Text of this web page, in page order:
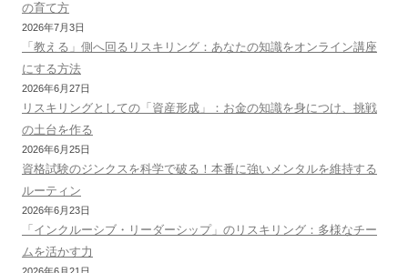
の育て方
2026年7月3日
「教える」側へ回るリスキリング：あなたの知識をオンライン講座
にする方法
2026年6月27日
リスキリングとしての「資産形成」：お金の知識を身につけ、挑戦
の土台を作る
2026年6月25日
資格試験のジンクスを科学で破る！本番に強いメンタルを維持する
ルーティン
2026年6月23日
「インクルーシブ・リーダーシップ」のリスキリング：多様なチー
ムを活かす力